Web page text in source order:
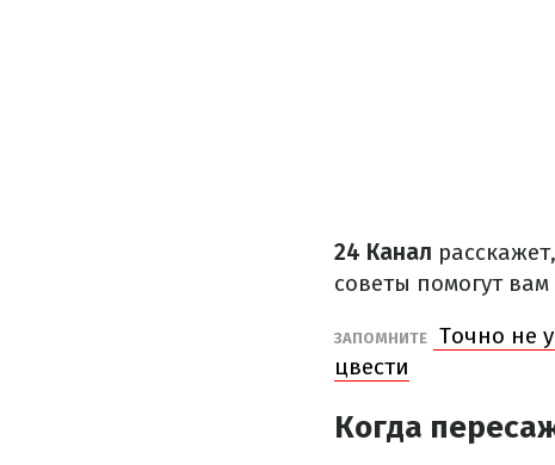
24 Канал
советы помогут
ЗАПОМНИТЕ
Точно не
цвести
Когда